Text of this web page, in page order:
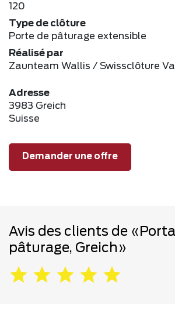
120
Type de clôture
Porte de pâturage extensible
Réalisé par
Zaunteam Wallis / Swissclôture
Adresse
3983 Greich
Suisse
Demander une offre
Avis des clients de
pâturage, Greich»